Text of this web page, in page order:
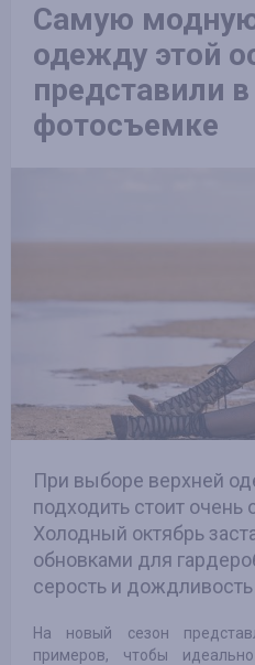
Самую
одежду этой
представили в
фотосъемке
При выборе верхней
подходить стоит очень
Холодный октябрь
обновками для
серость и
На новый сезон
примеров, чтобы